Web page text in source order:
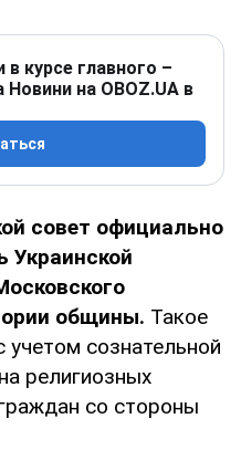
курсе главного –
на OBOZ.UA в
совет официально
Украинской
общины. Такое
сознательной
религиозных
со стороны